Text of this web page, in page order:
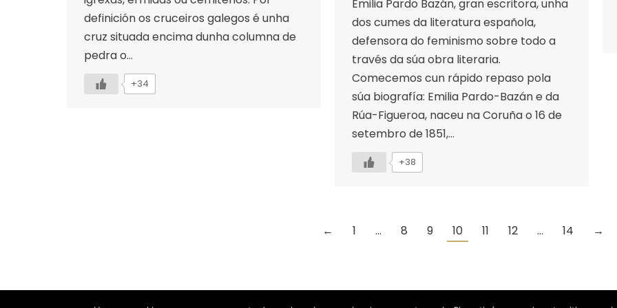
definición os cruceiros galegos é unha
cruz situada encima dunha columna de
pedra o…
+34
Emilia Pardo Bazán, gran escritora, unha
dos cumes da literatura española,
defensora do feminismo sobre todo a
través da súa obra literaria.
Comecemos cun rápido repaso pola
súa biografía: Emilia Pardo-Bazán e da
Rúa-Figueroa, naceu na Coruña o 16 de
setembro de 1851,…
+38
← 1 … 8 9 10 11 12 … 14 →